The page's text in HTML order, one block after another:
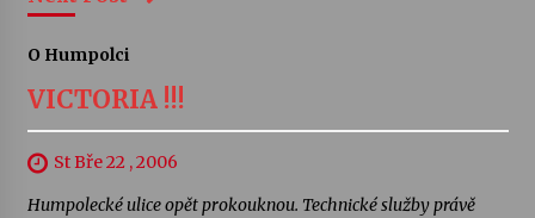
O Humpolci
VICTORIA !!!
St Bře 22 , 2006
Humpolecké ulice opět prokouknou. Technické služby právě